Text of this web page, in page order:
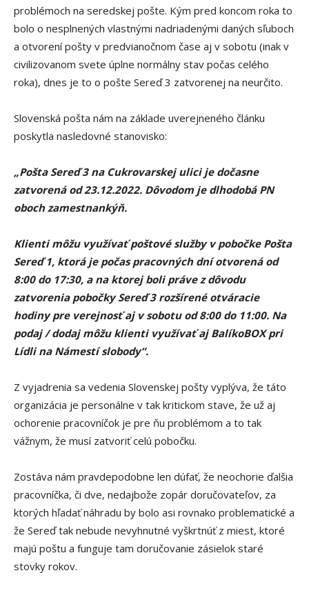
problémoch na seredskej pošte. Kým pred koncom roka to
bolo o nesplnených vlastnými nadriadenými daných sľuboch
a otvorení pošty v predvianočnom čase aj v sobotu (inak v
civilizovanom svete úplne normálny stav počas celého
roka), dnes je to o pošte Sereď 3 zatvorenej na neurčito.
Slovenská pošta nám na základe uverejneného článku
poskytla nasledovné stanovisko:
„Pošta Sereď 3 na Cukrovarskej ulici je dočasne
zatvorená od 23.12.2022. Dôvodom je dlhodobá PN
oboch zamestnankýň.
Klienti môžu využívať poštové služby v pobočke Pošta
Sereď 1, ktorá je počas pracovných dní otvorená od
8:00 do 17:30, a na ktorej boli práve z dôvodu
zatvorenia pobočky Sereď 3 rozšírené otváracie
hodiny pre verejnosť aj v sobotu od 8:00 do 11:00. Na
podaj / dodaj môžu klienti využívať aj BalíkoBOX pri
Lídli na Námestí slobody“.
Z vyjadrenia sa vedenia Slovenskej pošty vyplýva, že táto
organizácia je personálne v tak kritickom stave, že už aj
ochorenie pracovníčok je pre ňu problémom a to tak
vážnym, že musí zatvoriť celú pobočku.
Zostáva nám pravdepodobne len dúfať, že neochorie ďalšia
pracovníčka, či dve, nedajbože zopár doručovateľov, za
ktorých hľadať náhradu by bolo asi rovnako problematické a
že Sereď tak nebude nevyhnutné vyškrtnúť z miest, ktoré
majú poštu a funguje tam doručovanie zásielok staré
stovky rokov.